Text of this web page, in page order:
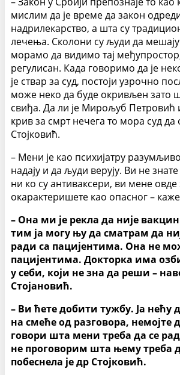
мислим да је време да закон
надрилекарство, а шта су
лечења. Сколони су људи да
морамо да видимо тај
регулисан. Када говоримо да је
је ствар за суд, постоји узрочно
може неко да буде окривљен зато
свиђа. Да ли је Мирољуб Петровић
крив за смрт нечега то мора суд да
Стојковић.
– Мени је као психијатру
надају и да људи верују. Ви не
ни ко су антиваксери, ви мене овде
окарактеришете као опасног –
– Она ми је рекла да није
тим ја могу њу да сматрам да
ради са пацијентима. Она не
пацијентима. Докторка има
у себи, који не зна да реши –
Стојановић.
– Ви ћете добити тужбу. Ја нећу
на смеће од разговора, немојте
говори шта мени треба да се
не проговорим шта њему треба
побеснела је др Стојковић.